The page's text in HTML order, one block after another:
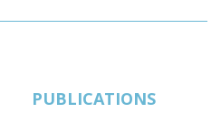
PUBLICATIONS